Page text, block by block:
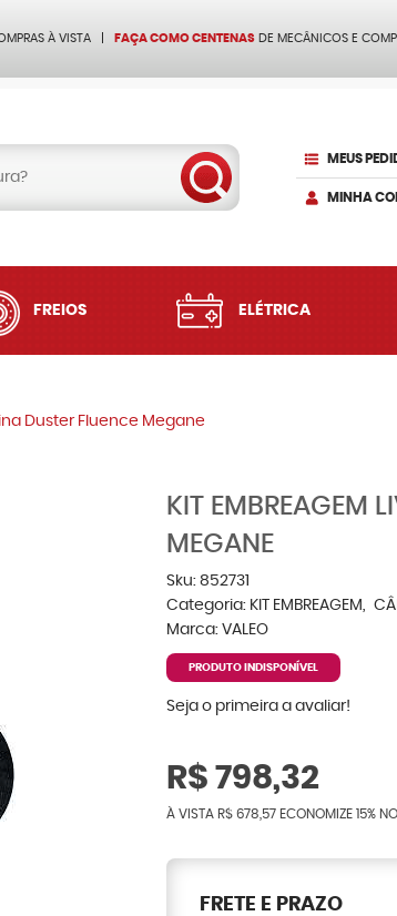
À VISTA FAÇA COMO CENTENAS DE MECÂNICOS E
MEUS
MINHA
FREIOS ELÉTRICA
Duster Fluence Megane
KIT EMBREAGEM
MEGANE
Sku: 852731
Categoria: KIT EMBREAGEM
Marca: VALEO
PRODUTO INDISPONÍVEL
Seja o primeira a avaliar!
R$ 798,32
À VISTA R$ 678,57 ECONOMIZE 15%
FRETE E PRAZO